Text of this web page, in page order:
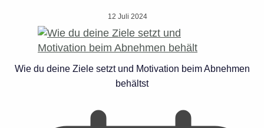
12 Juli 2024
Wie du deine Ziele setzt und Motivation beim Abnehmen
behältst